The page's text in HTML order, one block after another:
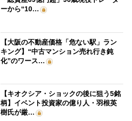
ーから“10…
【大阪の不動産価格「危ない駅」ラン
キング】“中古マンション売れ行き鈍
化”のワース…
【キオクシア・ショックの後に狙う5銘
柄】イベント投資家の億り人・羽根英
樹氏が厳…